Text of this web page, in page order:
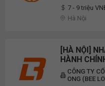
7 - 9 triệu
Hà Nội
[HÀ NỘI]
HÀNH
CÔNG TY
ONG (BEE